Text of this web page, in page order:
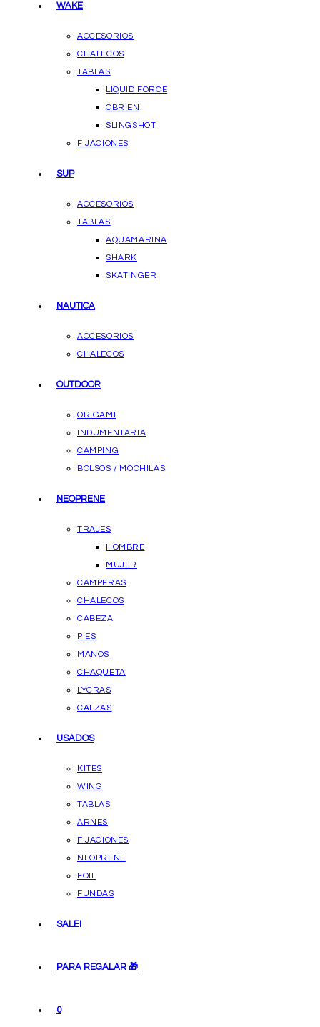
WAKE
ACCESORIOS
CHALECOS
TABLAS
LIQUID FORCE
OBRIEN
SLINGSHOT
FIJACIONES
SUP
ACCESORIOS
TABLAS
AQUAMARINA
SHARK
SKATINGER
NAUTICA
ACCESORIOS
CHALECOS
OUTDOOR
ORIGAMI
INDUMENTARIA
CAMPING
BOLSOS / MOCHILAS
NEOPRENE
TRAJES
HOMBRE
MUJER
CAMPERAS
CHALECOS
CABEZA
PIES
MANOS
CHAQUETA
LYCRAS
CALZAS
USADOS
KITES
WING
TABLAS
ARNES
FIJACIONES
NEOPRENE
FOIL
FUNDAS
SALE!
PARA REGALAR 🎁
0